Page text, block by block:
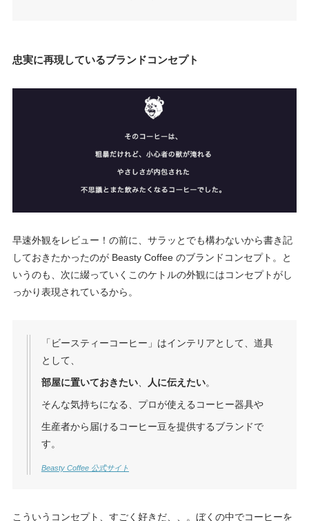
忠実に再現しているブランドコンセプト
早速外観をレビュー！の前に、サラッとでも構わないから書き記
しておきたかったのが Beasty Coffee のブランドコンセプト。と
いうのも、次に綴っていくこのケトルの外観にはコンセプトがし
っかり表現されているから。
「ビースティーコーヒー」はインテリアとして、道具
として、
部屋に置いておきたい、 人に伝えたい。
そんな気持ちになる、プロが使えるコーヒー器具や
生産者から届けるコーヒー豆を提供するブランドで
す。
Beasty Coffee 公式サイト
こういうコンセプト、すごく好きだ、、。ぼくの中でコーヒーを